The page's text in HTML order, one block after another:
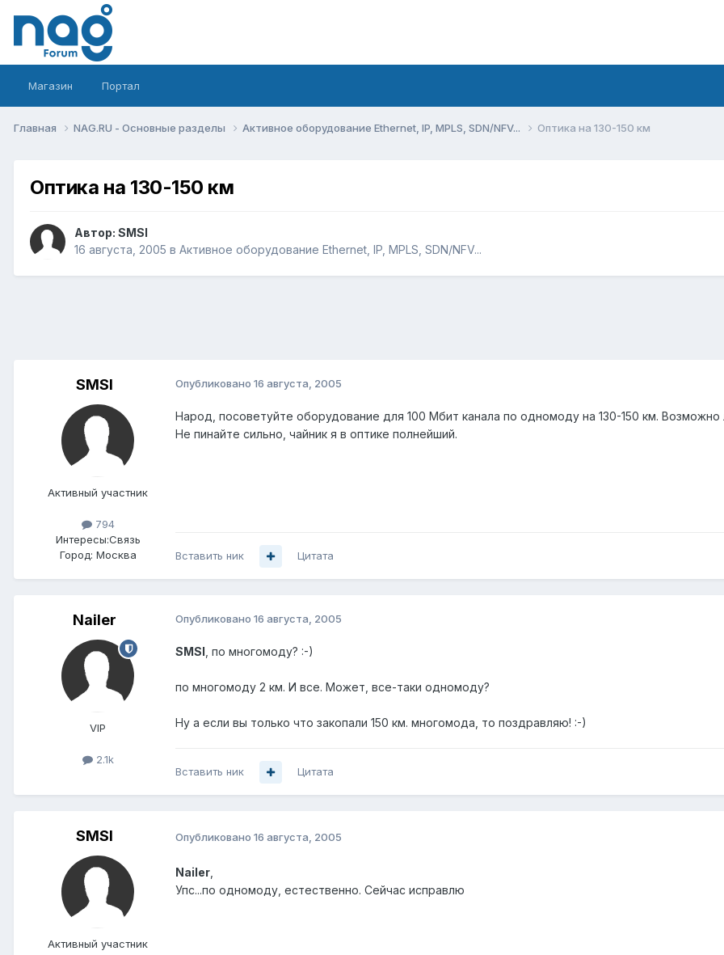
Магазин Портал
Главная NAG.RU - Основные разделы Активное оборудование Ethernet, IP, MPLS, SDN/NFV... Оптика на 130-150 км
Оптика на 130-150 км
Автор: SMSI
16 августа, 2005 в Активное оборудование Ethernet, IP, MPLS, SDN/NFV...
SMSI
Активный участник
794
Интересы:Связь
Город: Москва
Опубликовано 16 августа, 2005
Народ, посоветуйте оборудование для 100 Мбит канала по одномоду на 130-150 км.
Не пинайте сильно, чайник я в оптике полнейший.
Вставить ник Цитата
Nailer
VIP
2.1k
Опубликовано 16 августа, 2005
SMSI , по многомоду? :-)
по многомоду 2 км. И все. Может, все-таки одномоду?
Ну а если вы только что закопали 150 км. многомода, то поздравляю! :-)
Вставить ник Цитата
SMSI
Активный участник
Опубликовано 16 августа, 2005
Nailer
Упс...по одномоду, естественно. Сейчас исправлю